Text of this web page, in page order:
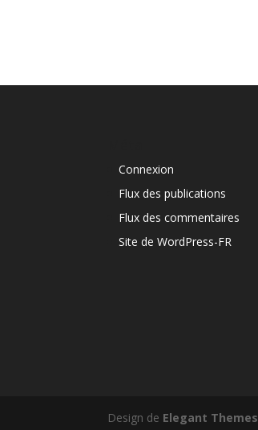
Connexion
Flux des publications
Flux des commentaires
Site de WordPress-FR
Design de Elegant Themes